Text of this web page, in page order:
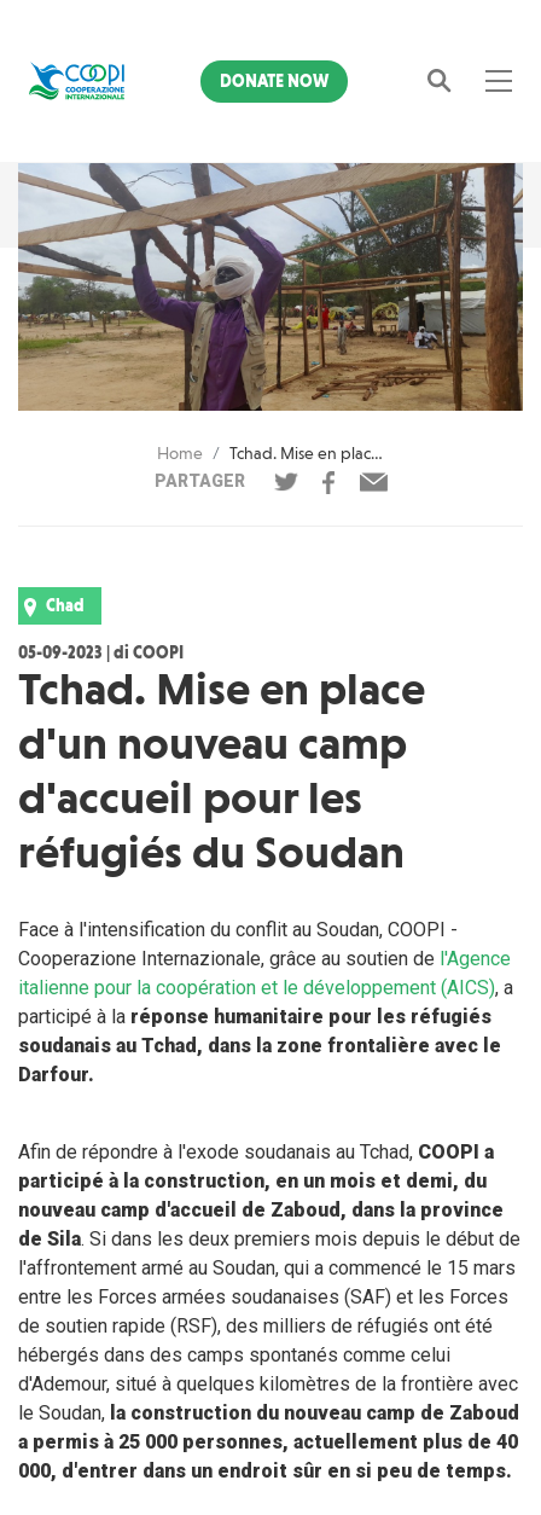
Search
DONATE NOW
Home
Tchad. Mise en place d'un nouveau camp d'accueil pour les réfugiés du Soudan
PARTAGER
Chad
05-09-2023 | di COOPI
Tchad. Mise en place
d'un nouveau camp
d'accueil pour les
réfugiés du Soudan
Face à l'intensification du conflit au Soudan, COOPI -
Cooperazione Internazionale, grâce au soutien de l'Agence
italienne pour la coopération et le développement (AICS), a
participé à la réponse humanitaire pour les réfugiés
soudanais au Tchad, dans la zone frontalière avec le
Darfour.
Afin de répondre à l'exode soudanais au Tchad, COOPI a
participé à la construction, en un mois et demi, du
nouveau camp d'accueil de Zaboud, dans la province
de Sila. Si dans les deux premiers mois depuis le début de
l'affrontement armé au Soudan, qui a commencé le 15 mars
entre les Forces armées soudanaises (SAF) et les Forces
de soutien rapide (RSF), des milliers de réfugiés ont été
hébergés dans des camps spontanés comme celui
d'Ademour, situé à quelques kilomètres de la frontière avec
le Soudan, la construction du nouveau camp de Zaboud
a permis à 25 000 personnes, actuellement plus de 40
000, d'entrer dans un endroit sûr en si peu de temps.